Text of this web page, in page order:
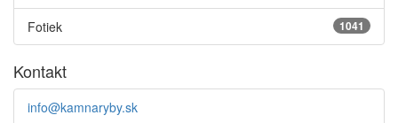
1041
Fotiek
Kontakt
info@kamnaryby.sk